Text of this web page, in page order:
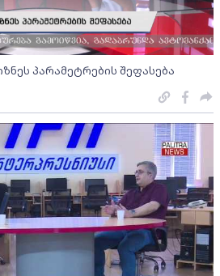
პარამეტრების შეფასება